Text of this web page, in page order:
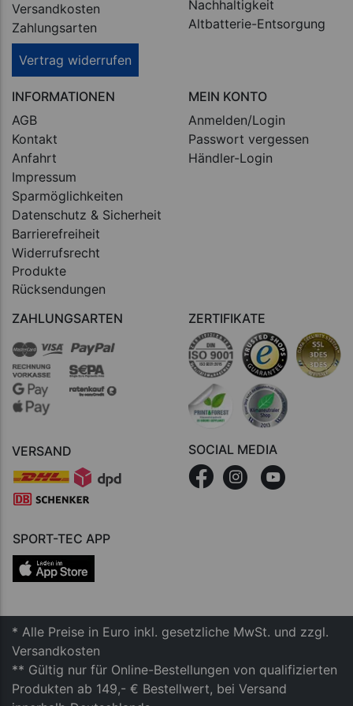
Versandkosten
Zahlungsarten
Vertrag widerrufen
Nachhaltigkeit
Altbatterie-Entsorgung
INFORMATIONEN
AGB
Kontakt
Anfahrt
Impressum
Sparmöglichkeiten
Datenschutz & Sicherheit
Barrierefreiheit
Widerrufsrecht
Produkte
Rücksendungen
MEIN KONTO
Anmelden/Login
Passwort vergessen
Händler-Login
ZAHLUNGSARTEN
VERSAND
ZERTIFIKATE
SOCIAL MEDIA
SPORT-TEC APP
* Alle Preise in Euro inkl. gesetzliche MwSt. und zzgl.
Versandkosten
** Gültig nur für Online-Bestellungen von qualifizierten
Produkten ab 149,- € Bestellwert, bei Versand